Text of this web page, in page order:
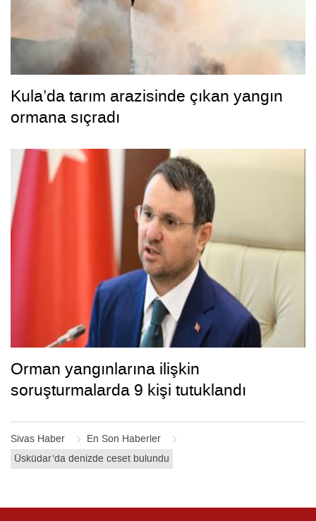
Sivas Haber
En Son Haberler
Üsküdar’da denizde ceset bulundu
Kula’da tarım arazisinde çıkan yangın
ormana sıçradı
Orman yangınlarına ilişkin
soruşturmalarda 9 kişi tutuklandı